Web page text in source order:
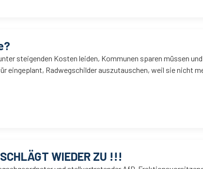
steigenden Kosten leiden, Kommunen sparen müssen
eingeplant, Radwegschilder auszutauschen, weil sie nicht
WIEDER ZU !!!